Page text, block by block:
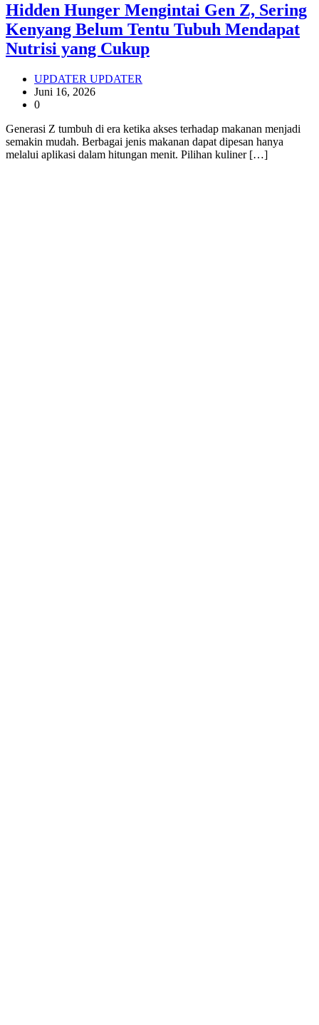
Hidden Hunger Mengintai Gen Z, Sering
Kenyang Belum Tentu Tubuh Mendapat
Nutrisi yang Cukup
UPDATER UPDATER
Juni 16, 2026
0
Generasi Z tumbuh di era ketika akses terhadap makanan menjadi
semakin mudah. Berbagai jenis makanan dapat dipesan hanya
melalui aplikasi dalam hitungan menit. Pilihan kuliner […]